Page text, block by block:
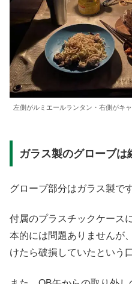
左側がルミエールランタン・右側がキ
ガラス製のグローブは
グローブ部分はガラス製で
付属のプラスチックケース
本的には問題ありませんが
けたら破損していたという